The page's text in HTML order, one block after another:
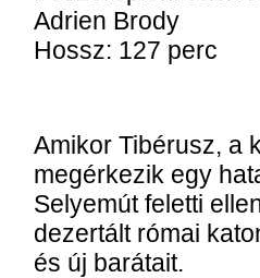
Adrien Brody
Hossz: 127 perc
Amikor Tibérusz, a
megérkezik egy
Selyemút feletti
dezertált római
és új barátait.